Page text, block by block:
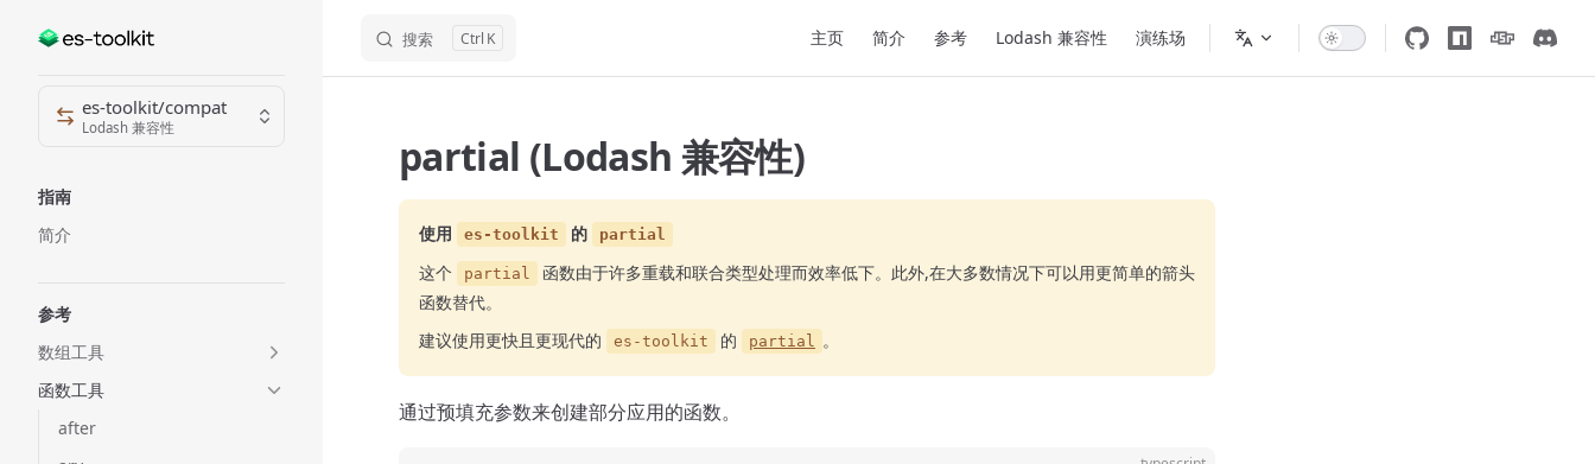
Skip to content 搜索 K 主页 简介 参考 Lodash 兼容性 演练场
Sidebar Navigation
es-toolkit/compat
Lodash 兼容性
指南
简介
参考
数组工具
函数工具
after
partial (Lodash 兼容性)
使用 es-toolkit 的 partial
这个 partial
函数由于许多重载和联合类型处理而效率低下。此外,在大多数情况下可以用更简单的箭头
函数替代。
建议使用更快且更现代的
es-toolkit 的 partial 。
通过预填充参数来创建部分应用的函数。